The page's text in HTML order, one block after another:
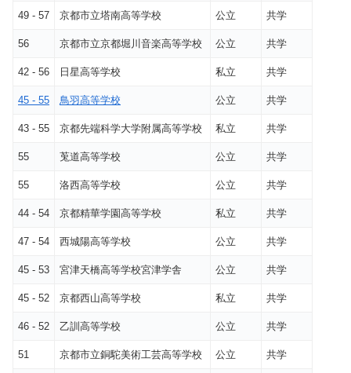
49 - 57 京都市立塔南高等学校 公立 共学
56 京都市立京都堀川音楽高等学校 公立 共学
42 - 56 日星高等学校 私立 共学
45 - 55 鳥羽高等学校 公立 共学
43 - 55 京都先端科学大学附属高等学校 私立 共学
55 莵道高等学校 公立 共学
55 洛西高等学校 公立 共学
44 - 54 京都精華学園高等学校 私立 共学
47 - 54 西城陽高等学校 公立 共学
45 - 53 宮津天橋高等学校宮津学舎 公立 共学
45 - 52 京都西山高等学校 私立 共学
46 - 52 乙訓高等学校 公立 共学
51 京都市立銅駝美術工芸高等学校 公立 共学